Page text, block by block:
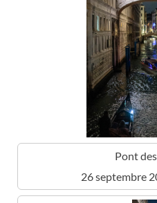
Pont
26 septembre